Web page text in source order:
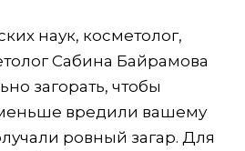
наук, косметолог,
Сабина Байрамова
загорать, чтобы
вредили вашему
ровный загар. Для